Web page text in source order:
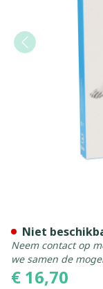
€ 16,70
Niet
Neem contact op
we samen de